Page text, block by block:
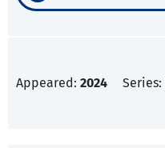
Appeared: 2024 Series: